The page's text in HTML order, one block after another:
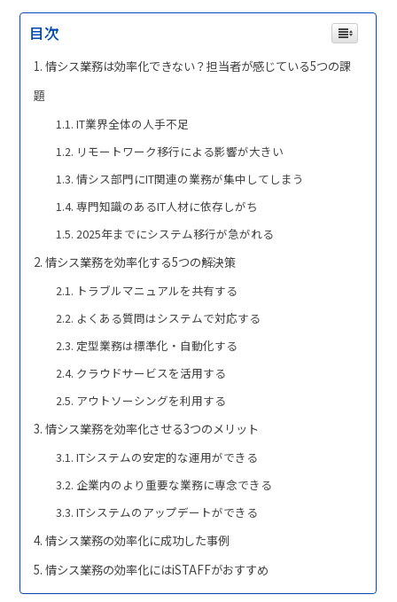
目次
情シス業務は効率化できない？担当者が感じている5つの課
題
IT業界全体の人手不足
リモートワーク移行による影響が大きい
情シス部門にIT関連の業務が集中してしまう
専門知識のあるIT人材に依存しがち
2025年までにシステム移行が急がれる
情シス業務を効率化する5つの解決策
トラブルマニュアルを共有する
よくある質問はシステムで対応する
定型業務は標準化・自動化する
クラウドサービスを活用する
アウトソーシングを利用する
情シス業務を効率化させる3つのメリット
ITシステムの安定的な運用ができる
企業内のより重要な業務に専念できる
ITシステムのアップデートができる
情シス業務の効率化に成功した事例
情シス業務の効率化にはiSTAFFがおすすめ